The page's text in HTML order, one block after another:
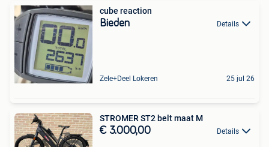
cube reaction
Bieden Details
Zele+Deel Lokeren 25 jul 26
STROMER ST2 belt maat M
€ 3.000,00 Details